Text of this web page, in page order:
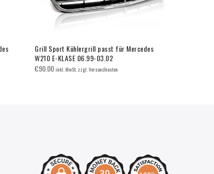
Grill Sport Kühlergrill passt für Mercedes
W210 E-KLASE 06.99-03.02
€90.00inkl. MwSt. zzgl. Versandkosten